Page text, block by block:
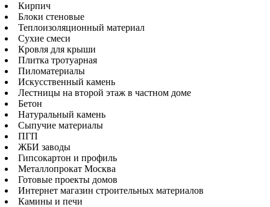
Кирпич
Блоки стеновые
Теплоизоляционный материал
Сухие смеси
Кровля для крыши
Плитка тротуарная
Пиломатериалы
Искусственный камень
Лестницы на второй этаж в частном доме
Бетон
Натуральный камень
Сыпучие материалы
ПГП
ЖБИ заводы
Гипсокартон и профиль
Металлопрокат Москва
Готовые проекты домов
Интернет магазин строительных материалов
Камины и печи